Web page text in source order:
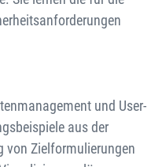
und User-
aus der
von Zielformulierungen